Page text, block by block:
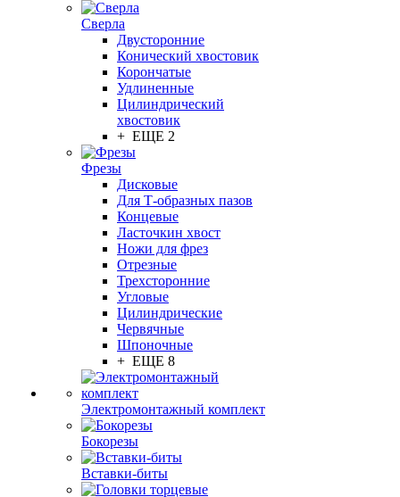
Сверла
Двусторонние
Конический хвостовик
Корончатые
Удлиненные
Цилиндрический
хвостовик
+ ЕЩЕ 2
Фрезы
Дисковые
Для Т-образных пазов
Концевые
Ласточкин хвост
Ножи для фрез
Отрезные
Трехсторонние
Угловые
Цилиндрические
Червячные
Шпоночные
+ ЕЩЕ 8
Электромонтажный комплект
Бокорезы
Вставки-биты